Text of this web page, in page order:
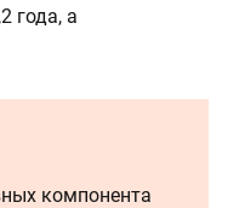
года, а
компонента